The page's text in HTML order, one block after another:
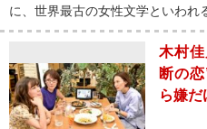
に、世界最古の女性文学といわれ
木村
断の
ら嫌だ